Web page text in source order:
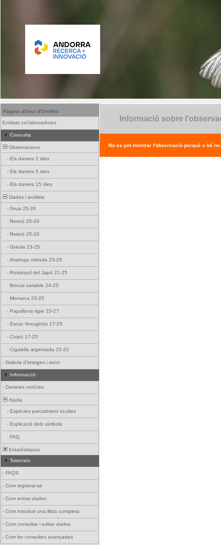
Pàgina d'inici d'Ornitho
Entitats col·laboradores
Consulta
Observacions
- Els darrers 2 dies
- Els darrers 5 dies
- Els darrers 15 dies
Dades i anàlisis
- Grua 25-26
- Reietó 25-26
- Reietó 25-26
- Graula 23-25
- Aratinga mitrada 23-25
- Rossinyol del Japó 21-25
- Brocat variable 24-25
- Monarca 23-25
- Papallona tigre 23-27
- Escac ferruginós 17-25
- Coipú 17-25
- Cigalella argentada 15-22
- Galeria d'imatges i sons
Informació
- Darreres notícies
Ajuda
- Espècies parcialment ocultes
- Explicació dels símbols
- FAQ
Estadístiques
Tutorials
- FAQS
- Com registrar-se
- Com entrar dades
- Com introduir una llista completa
- Com consultar i editar dades
- Com fer consultes avançades
Informació sobre
No es pot mostrar l'observació perquè o bé